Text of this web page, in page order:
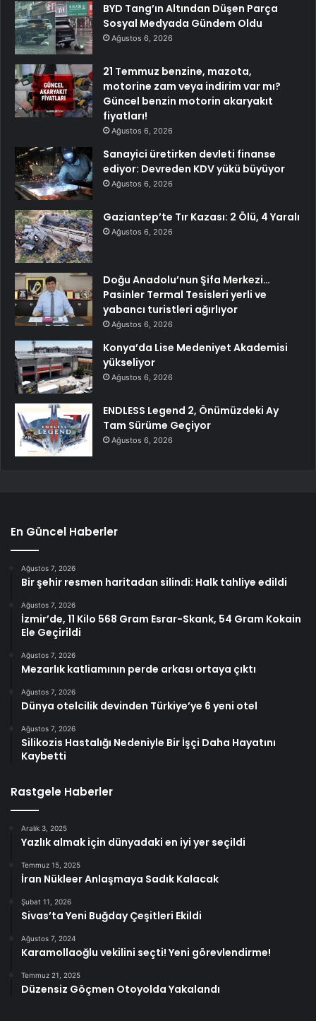
BYD Tang’ın Altından Düşen Parça
Sosyal Medyada Gündem Oldu
Ağustos 6, 2026
21 Temmuz benzine, mazota,
motorine zam veya indirim var mı?
Güncel benzin motorin akaryakıt
fiyatları!
Ağustos 6, 2026
Sanayici üretirken devleti finanse
ediyor: Devreden KDV yükü büyüyor
Ağustos 6, 2026
Gaziantep’te Tır Kazası: 2 Ölü, 4 Yaralı
Ağustos 6, 2026
Doğu Anadolu’nun Şifa Merkezi…
Pasinler Termal Tesisleri yerli ve
yabancı turistleri ağırlıyor
Ağustos 6, 2026
Konya’da Lise Medeniyet Akademisi
yükseliyor
Ağustos 6, 2026
ENDLESS Legend 2, Önümüzdeki Ay
Tam Sürüme Geçiyor
Ağustos 6, 2026
En Güncel Haberler
Ağustos 7, 2026
Bir şehir resmen haritadan silindi: Halk tahliye edildi
Ağustos 7, 2026
İzmir’de, 11 Kilo 568 Gram Esrar-Skank, 54 Gram Kokain
Ele Geçirildi
Ağustos 7, 2026
Mezarlık katliamının perde arkası ortaya çıktı
Ağustos 7, 2026
Dünya otelcilik devinden Türkiye’ye 6 yeni otel
Ağustos 7, 2026
Silikozis Hastalığı Nedeniyle Bir İşçi Daha Hayatını
Kaybetti
Rastgele Haberler
Aralık 3, 2025
Yazlık almak için dünyadaki en iyi yer seçildi
Temmuz 15, 2025
İran Nükleer Anlaşmaya Sadık Kalacak
Şubat 11, 2026
Sivas’ta Yeni Buğday Çeşitleri Ekildi
Ağustos 7, 2024
Karamollaoğlu vekilini seçti! Yeni görevlendirme!
Temmuz 21, 2025
Düzensiz Göçmen Otoyolda Yakalandı